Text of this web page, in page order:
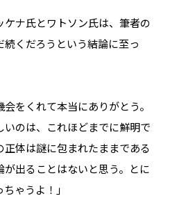
ナ氏とワトソン氏は、筆者の
くだろうという結論に至っ
をくれて本当にありがとう。
のは、これほどまでに鮮明で
体は謎に包まれたままである
出ることはないと思う。とに
ゃうよ！」